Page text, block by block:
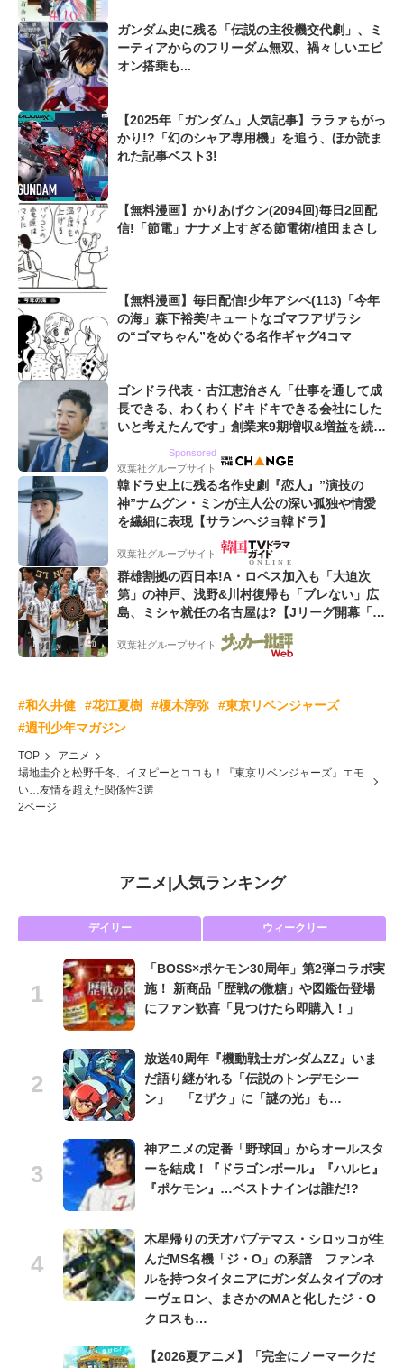
ガンダム史に残る「伝説の主役機交代劇」、ミ
ーティアからのフリーダム無双、禍々しいエピ
オン搭乗も...
【2025年「ガンダム」人気記事】ララァもがっ
かり!?「幻のシャア専用機」を追う、ほか読ま
れた記事ベスト3!
【無料漫画】かりあげクン(2094回)毎日2回配
信!「節電」ナナメ上すぎる節電術/植田まさし
【無料漫画】毎日配信!少年アシベ(113)「今年
の海」森下裕美/キュートなゴマフアザラシ
の“ゴマちゃん”をめぐる名作ギャグ4コマ
ゴンドラ代表・古江恵治さん「仕事を通して成
長できる、わくわくドキドキできる会社にした
いと考えたんです」創業来9期増収&増益を続け
Sponsored
双葉社グループサイト
韓ドラ史上に残る名作史劇『恋人』”演技の
神”ナムグン・ミンが主人公の深い孤独や情愛
を繊細に表現【サランヘジョ韓ドラ】
双葉社グループサイト
群雄割拠の西日本!A・ロペス加入も「大迫次
第」の神戸、浅野&川村復帰も「ブレない」広
島、ミシャ就任の名古屋は?【Jリーグ開幕「初
めての秋春制」の大激論】(2)
双葉社グループサイト
#和久井健 #花江夏樹 #榎木淳弥
#東京リベンジャーズ
#週刊少年マガジン
TOP
アニメ
場地圭介と松野千冬、イヌピーとココも！『東京リベンジャーズ』エモ
い…友情を超えた関係性3選
2ページ
アニメ 人気ランキング
デイリー ウィークリー
「BOSS×ポケモン30周年」第2弾コラボ実
施！ 新商品「歴戦の微糖」や図鑑缶登場
にファン歓喜「見つけたら即購入！」
放送40周年『機動戦士ガンダムZZ』いま
だ語り継がれる「伝説のトンデモシー
ン」 「Zザク」に「謎の光」も…
神アニメの定番「野球回」からオールスタ
ーを結成！『ドラゴンボール』『ハルヒ』
『ポケモン』…ベストナインは誰だ!?
木星帰りの天才パプテマス・シロッコが生
んだMS名機「ジ・O」の系譜 ファンネ
ルを持つタイタニアにガンダムタイプのオ
ーヴェロン、まさかのMAと化したジ・O
クロスも…
【2026夏アニメ】「完全にノーマークだ